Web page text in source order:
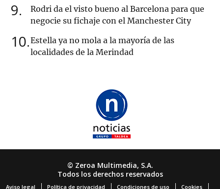
9
Rodri da el visto bueno al Barcelona para que
negocie su fichaje con el Manchester City
10 Estella ya no mola a la mayoría de las
localidades de la Merindad
© Zeroa Multimedia, S.A.
Todos los derechos reservados
Aviso legal Política de privacidad Condiciones de uso Cookies